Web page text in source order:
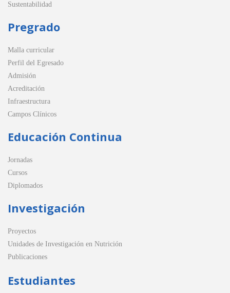
Sustentabilidad
Pregrado
Malla curricular
Perfil del Egresado
Admisión
Acreditación
Infraestructura
Campos Clínicos
Educación Continua
Jornadas
Cursos
Diplomados
Investigación
Proyectos
Unidades de Investigación en Nutrición
Publicaciones
Estudiantes